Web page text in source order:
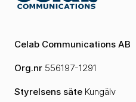
Celab Communications AB
Org.nr 556197-1291
Styrelsens säte Kungälv